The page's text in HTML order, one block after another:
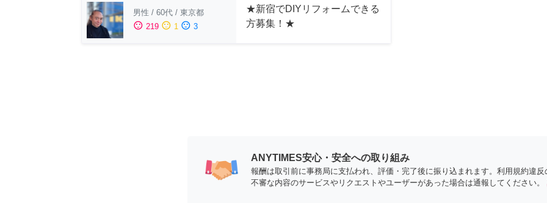
男性 / 60代 / 東京都
sentiment_satisfied 219 sentiment_neutral 1 sentiment_dissatisfied 3
★新宿でDIYリフォームできる
方募集！★
ANYTIMES安心・安全への取り組み
報酬は取引前に事務局に支払われ、評価・完了後に振り込まれます。利用規約違反
不審な内容のサービスやリクエストやユーザーがあった場合は通報してください。